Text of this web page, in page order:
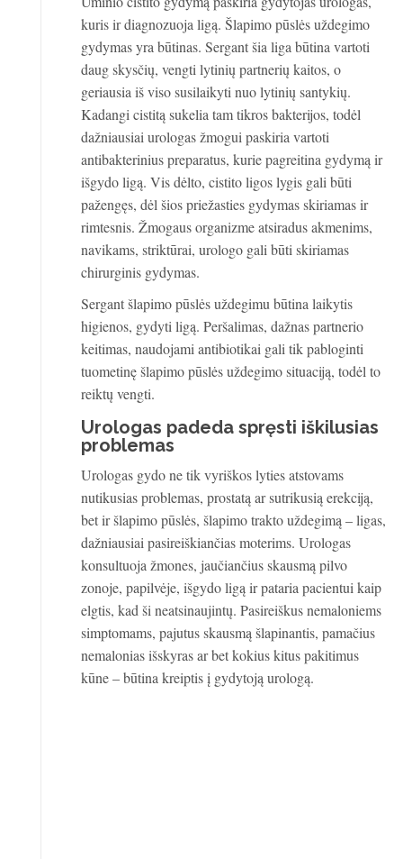
kuris ir diagnozuoja ligą. Šlapimo pūslės uždegimo
gydymas yra būtinas. Sergant šia liga būtina vartoti
daug skysčių, vengti lytinių partnerių kaitos, o
geriausia iš viso susilaikyti nuo lytinių santykių.
Kadangi cistitą sukelia tam tikros bakterijos, todėl
dažniausiai urologas žmogui paskiria vartoti
antibakterinius preparatus, kurie pagreitina gydymą ir
išgydo ligą. Vis dėlto, cistito ligos lygis gali būti
pažengęs, dėl šios priežasties gydymas skiriamas ir
rimtesnis. Žmogaus organizme atsiradus akmenims,
navikams, striktūrai, urologo gali būti skiriamas
chirurginis gydymas.
Sergant šlapimo pūslės uždegimu būtina laikytis
higienos, gydyti ligą. Peršalimas, dažnas partnerio
keitimas, naudojami antibiotikai gali tik pabloginti
tuometinę šlapimo pūslės uždegimo situaciją, todėl to
reiktų vengti.
Urologas padeda spręsti iškilusias
problemas
Urologas gydo ne tik vyriškos lyties atstovams
nutikusias problemas, prostatą ar sutrikusią erekciją,
bet ir šlapimo pūslės, šlapimo trakto uždegimą – ligas,
dažniausiai pasireiškiančias moterims. Urologas
konsultuoja žmones, jaučiančius skausmą pilvo
zonoje, papilvėje, išgydo ligą ir pataria pacientui kaip
elgtis, kad ši neatsinaujintų. Pasireiškus nemaloniems
simptomams, pajutus skausmą šlapinantis, pamačius
nemalonias išskyras ar bet kokius kitus pakitimus
kūne – būtina kreiptis į gydytoją urologą.